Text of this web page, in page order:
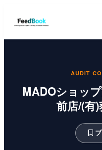
AUDIT
MADOショッ
前店/(有